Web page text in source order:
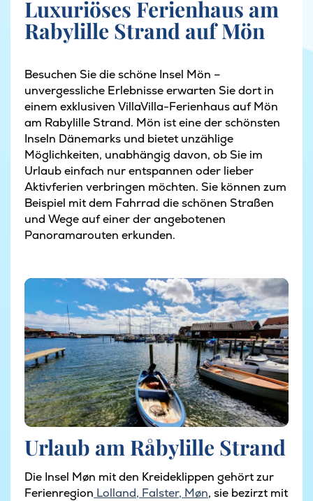
Luxuriöses Ferienhaus am
Rabylille Strand auf Mön
Besuchen Sie die schöne Insel Mön –
unvergessliche Erlebnisse erwarten Sie dort in
einem exklusiven VillaVilla-Ferienhaus auf Mön
am Rabylille Strand. Mön ist eine der schönsten
Inseln Dänemarks und bietet unzählige
Möglichkeiten, unabhängig davon, ob Sie im
Urlaub einfach nur entspannen oder lieber
Aktivferien verbringen möchten. Sie können zum
Beispiel mit dem Fahrrad die schönen Straßen
und Wege auf einer der angebotenen
Panoramarouten erkunden.
Urlaub am Råbylille Strand
Die Insel Møn mit den Kreideklippen gehört zur
Ferienregion Lolland, Falster, Møn, sie bezirzt mit